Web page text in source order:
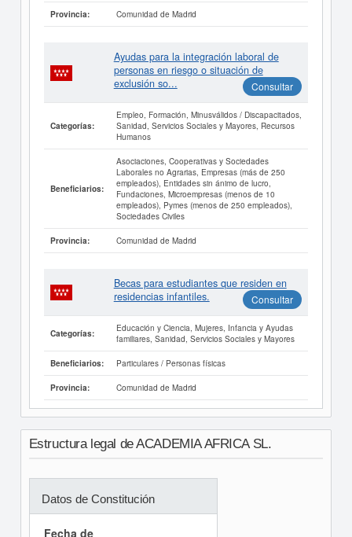
Provincia: Comunidad de Madrid
Ayudas para la integración laboral de
personas en riesgo o situación de
exclusión so...
Consultar
Categorías:
Empleo, Formación, Minusválidos / Discapacitados,
Sanidad, Servicios Sociales y Mayores, Recursos
Humanos
Beneficiarios:
Asociaciones, Cooperativas y Sociedades
Laborales no Agrarias, Empresas (más de 250
empleados), Entidades sin ánimo de lucro,
Fundaciones, Microempresas (menos de 10
empleados), Pymes (menos de 250 empleados),
Sociedades Civiles
Provincia: Comunidad de Madrid
Becas para estudiantes que residen en
residencias infantiles.
Consultar
Categorías:
Educación y Ciencia, Mujeres, Infancia y Ayudas
familiares, Sanidad, Servicios Sociales y Mayores
Beneficiarios: Particulares / Personas físicas
Provincia: Comunidad de Madrid
Estructura legal de ACADEMIA AFRICA SL.
Datos de Constitución
Fecha de